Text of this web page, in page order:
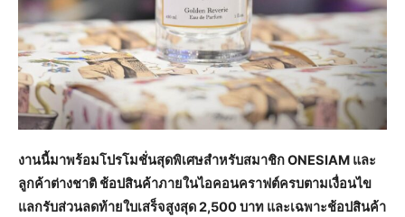
งานนี้มาพร้อมโปรโมชั่นสุดพิเศษสำหรับสมาชิก ONESIAM และ
ลูกค้าต่างชาติ ช้อปสินค้าภายในไอคอนคราฟต์ครบตามเงื่อนไข
แลกรับส่วนลดท้ายใบเสร็จสูงสุด 2,500 บาท และเฉพาะช้อปสินค้า